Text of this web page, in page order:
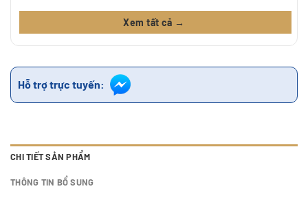
Xem tất cả →
Hỗ trợ trực tuyến:
CHI TIẾT SẢN PHẨM
THÔNG TIN BỔ SUNG